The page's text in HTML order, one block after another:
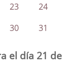
23 24
30 31
el día 21